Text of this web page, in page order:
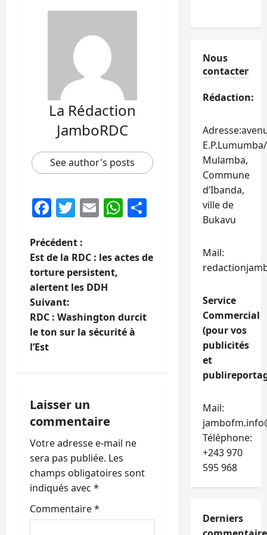
La Rédaction
JamboRDC
See author's posts
Facebook
Twitter
EmailWhatsApp
Partager
N
a
v
i
g
t
i
o
n
d
’
Précédent :
Est de la RDC : les actes de
torture persistent,
alertent les DDH
Suivant:
RDC : Washington durcit
le ton sur la sécurité à
l’Est
Laisser un
commentaire
Votre adresse e-mail ne
sera pas publiée. Les
champs obligatoires sont
indiqués avec *
Commentaire*
Nous
contacter
Rédaction:
Mulamba,
Commune
d’Ibanda,
ville de
Bukavu
Mail:
Service
Commercial
(pour vos
publicités
et
Mail:
Téléphone:
+243 970
595 968
Derniers